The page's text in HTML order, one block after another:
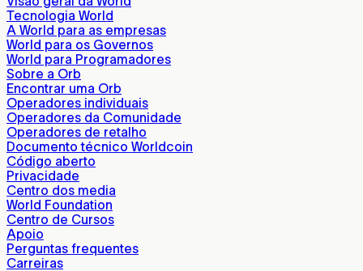
Tecnologia World
A World para as empresas
World para os Governos
World para Programadores
Sobre a Orb
Encontrar uma Orb
Operadores individuais
Operadores da Comunidade
Operadores de retalho
Documento técnico Worldcoin
Código aberto
Privacidade
Centro dos media
World Foundation
Centro de Cursos
Apoio
Perguntas frequentes
Carreiras